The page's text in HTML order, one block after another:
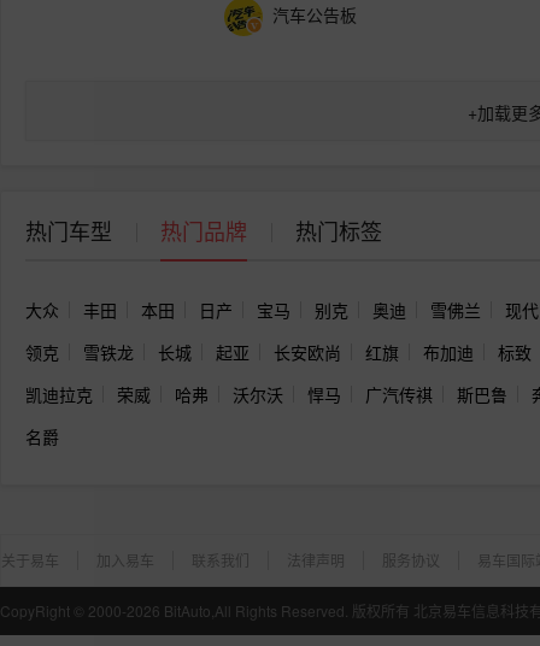
汽车公告板
+加载更
热门车型 热门品牌 热门标签
大众 丰田 本田 日产 宝马 别克 奥迪 雪佛兰
现代
领克
雪铁龙 长城 起亚 长安欧尚 红旗 布加迪
标致
凯迪拉克
荣威 哈弗 沃尔沃 悍马 广汽传祺 斯巴鲁
名爵
关于易车 加入易车 联系我们 法律声明 服务协议 易车国际
CopyRight © 2000-2026 BitAuto,All Rights Reserved. 版权所有 北京易车信息科